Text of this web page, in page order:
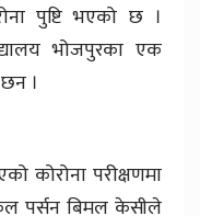
पुष्टि भएको छ ।
भोजपुरका एक
।
कोरोना परीक्षणमा
पर्सन बिमल केसीले